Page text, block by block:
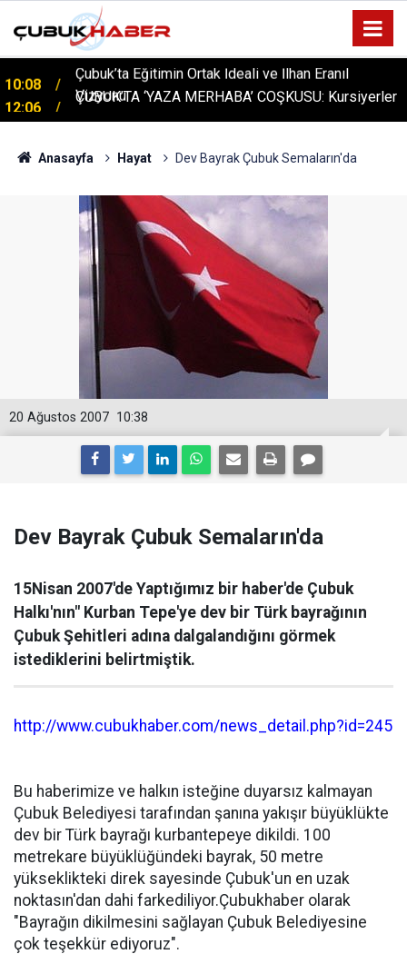
12:06
ÇUBUK’TA ‘YAZA MERHABA’ COŞKUSU: Kursiyerler
Gönüllerince Eğlendi!
Anasayfa Hayat Dev Bayrak Çubuk Semaların'da
10:38
20 Ağustos 2007
Dev Bayrak Çubuk Semaların'da
15Nisan 2007'de Yaptığımız bir haber'de Çubuk
Halkı'nın" Kurban Tepe'ye dev bir Türk bayrağının
Çubuk Şehitleri adına dalgalandığını görmek
istediklerini belirtmiştik.
http://www.cubukhaber.com/news_detail.php?id=245
Bu haberimize ve halkın isteğine duyarsız kalmayan
Çubuk Belediyesi tarafından şanına yakışır büyüklükte
dev bir Türk bayrağı kurbantepeye dikildi. 100
metrekare büyüklüğündeki bayrak, 50 metre
yükseklikteki direk sayesinde Çubuk'un en uzak
noktasın'dan dahi farkediliyor.Çubukhaber olarak
"Bayrağın dikilmesini sağlayan Çubuk Belediyesine
çok teşekkür ediyoruz".